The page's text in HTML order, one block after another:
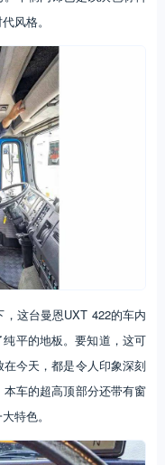
风格。
这台曼恩UXT 422的车内
平的地板。要知道，这可
今天，都是令人印象深刻
车的超高顶部分还带有窗
特色。